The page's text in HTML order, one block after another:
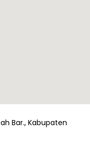
Bar., Kabupaten